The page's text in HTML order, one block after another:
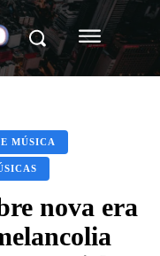
MÚSICA
nova era